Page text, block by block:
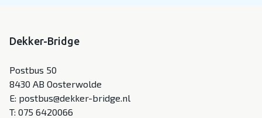
Dekker-Bridge
Postbus 50
8430 AB Oosterwolde
E: postbus@dekker-bridge.nl
T: 075 6420066